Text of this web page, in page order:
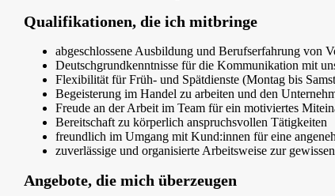
Qualifikationen, die ich mitbringe
abgeschlossene Ausbildung und Berufserfahrung von
Deutschgrundkenntnisse für die Kommunikation mit
Flexibilität für Früh- und Spätdienste (Montag bis
Begeisterung im Handel zu arbeiten und den
Freude an der Arbeit im Team für ein motiviertes
Bereitschaft zu körperlich anspruchsvollen Tätigkeiten
freundlich im Umgang mit Kund:innen für eine
zuverlässige und organisierte Arbeitsweise zur
Angebote, die mich überzeugen